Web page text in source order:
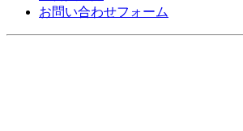
お問い合わせフォーム